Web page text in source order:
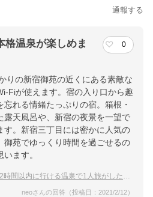
通報する
格温泉が楽しめま
0
りの新宿御苑の近くにある素敵な
Fiが使えます。宿の入り口から趣
れる情緒たっぷりの宿。箱根・
露天風呂や、新宿の夜景を一望で
す。新宿三丁目には密かに人気の
御苑でゆっくり時間を過ごせるの
ます。
内に行ける温泉で1人旅がしたい。Wi-Fi完備の温泉宿を教えて
neoさんの回答（投稿日：2021/2/12）